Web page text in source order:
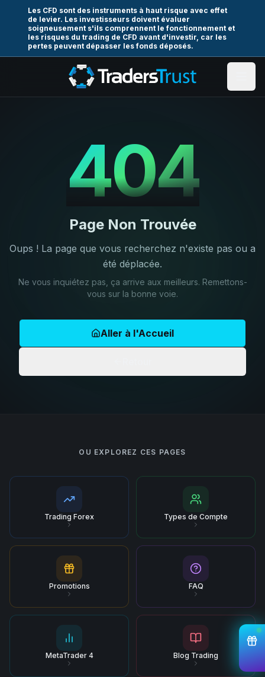
Les CFD sont des instruments à haut risque avec effet
de levier. Les investisseurs doivent évaluer
soigneusement s'ils comprennent le fonctionnement et
les risques du trading de CFD avant d'investir, car les
pertes peuvent dépasser les fonds déposés.
404
Page Non Trouvée
Oups ! La page que vous recherchez n'existe pas ou a
été déplacée.
Ne vous inquiétez pas, ça arrive aux meilleurs. Remettons-
vous sur la bonne voie.
Aller à l'Accueil
OU EXPLOREZ CES PAGES
Trading Forex Types de Compte
Promotions FAQ
MetaTrader 4 Blog Trading